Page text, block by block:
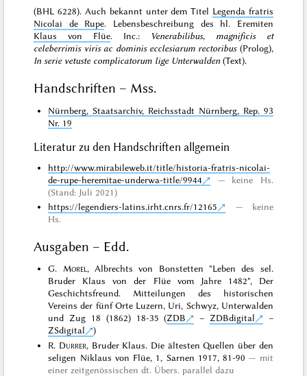
(BHL 6228). Auch bekannt unter dem Titel Legenda fratris
Nicolai de Rupe. Lebensbeschreibung des hl. Eremiten
Klaus von Flüe. Inc.:
Venerabilibus, magnificis et
celeberrimis viris ac dominis ecclesiarum rectoribus(Prolog),
In serie vetuste complicatorum lige Unterwalden (Text).
Handschriften – Mss.
Nürnberg, Staatsarchiv, Reichsstadt Nürnberg, Rep. 93
Nr. 19
Literatur zu den Handschriften allgemein
http://www.mirabileweb.it/title/historia-fratris-nicolai-
de-rupe-heremitae-underwa-title/9944
keine Hs.
(Stand: Juli 2021)
https://legendiers-latins.irht.cnrs.fr/12165
keine
Hs.
Ausgaben – Edd.
G. Morel, Albrechts von Bonstetten "Leben des sel.
Bruder Klaus von der Flüe vom Jahre 1482", Der
Geschichtsfreund. Mitteilungen des historischen
Vereins der fünf Orte Luzern, Uri, Schwyz, Unterwalden
und Zug 18 (1862) 18-35 (ZDB – ZDBdigital
–
ZSdigital
)
R. Durrer, Bruder Klaus. Die ältesten Quellen über den
seligen Niklaus von Flüe, 1, Sarnen 1917, 81-90
mit
einer zeitgenössischen dt. Übers. parallel dazu